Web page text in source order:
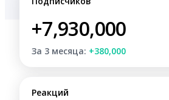
+7,930,000
За 3 месяца: +380,000
Реакций